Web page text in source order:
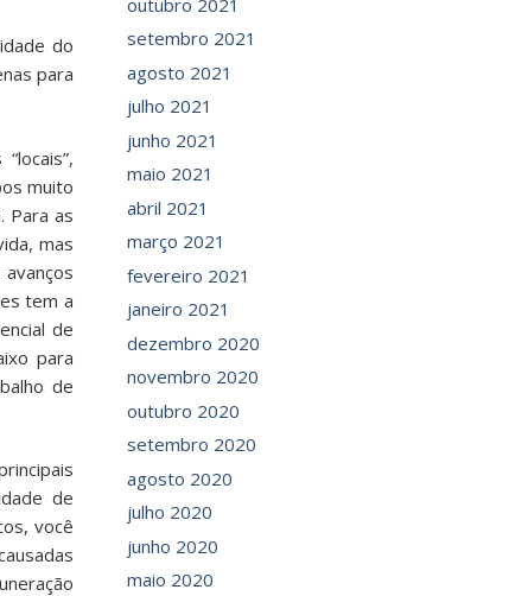
do
para
muito
Para as
mas
tem a
de
para
de
de
você
setembro 2021
agosto 2021
julho 2021
junho 2021
maio 2021
abril 2021
março 2021
fevereiro 2021
janeiro 2021
dezembro 2020
novembro 2020
outubro 2020
setembro 2020
agosto 2020
julho 2020
junho 2020
maio 2020